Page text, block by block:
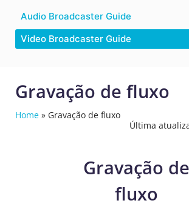
Audio Broadcaster Guide
Video Broadcaster Guide
Gravação de fluxo
Home » Gravação de fluxo
Última
Gravação de
fluxo